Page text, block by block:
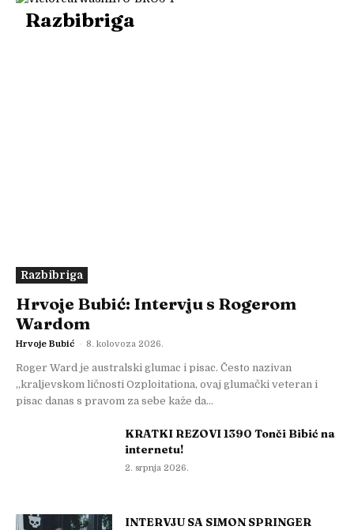
Razbibriga
Razbibriga
Hrvoje Bubić: Intervju s Rogerom
Wardom
Hrvoje Bubić - 8. kolovoza 2026.
Roger Ward je australski glumac i pisac. Često nazivan
„kraljevskom ličnosti Ozploitationa, ovaj glumački veteran i
pisac danas s pravom za sebe kaže da...
KRATKI REZOVI 1390 Tonči Bibić na
internetu!
2. srpnja 2026.
INTERVJU SA SIMON SPRINGER